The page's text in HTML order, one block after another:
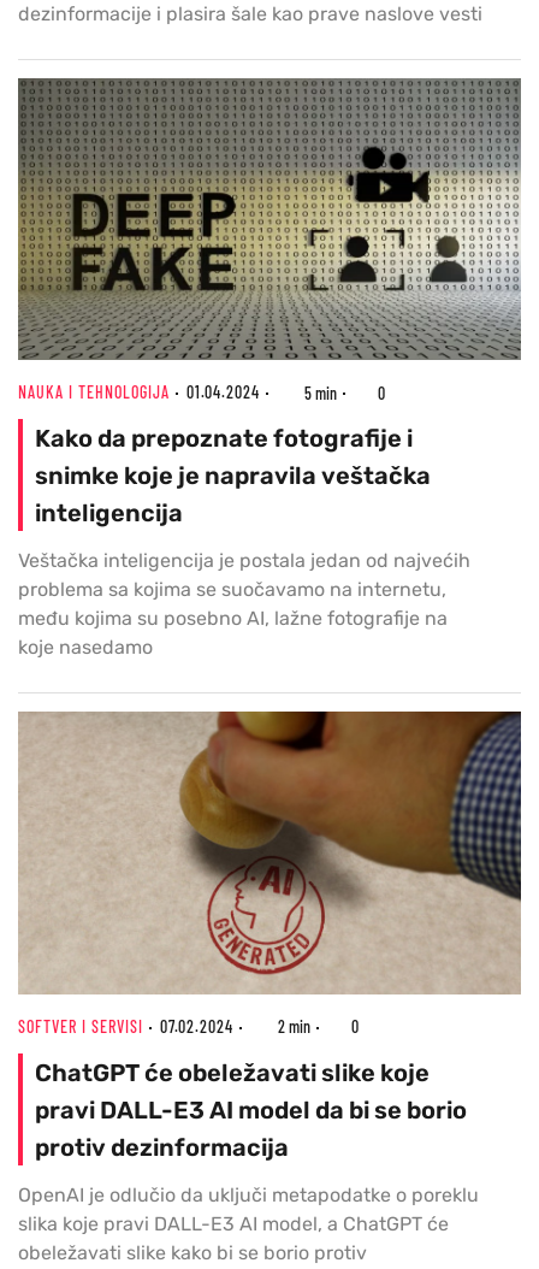
dezinformacije i plasira šale kao prave naslove vesti
NAUKA I TEHNOLOGIJA 01.04.2024 5 min 0
Kako da prepoznate fotografije i
snimke koje je napravila veštačka
inteligencija
Veštačka inteligencija je postala jedan od najvećih
problema sa kojima se suočavamo na internetu,
među kojima su posebno AI, lažne fotografije na
koje nasedamo
SOFTVER I SERVISI 07.02.2024 2 min 0
ChatGPT će obeležavati slike koje
pravi DALL-E3 AI model da bi se borio
protiv dezinformacija
OpenAI je odlučio da uključi metapodatke o poreklu
slika koje pravi DALL-E3 AI model, a ChatGPT će
obeležavati slike kako bi se borio protiv